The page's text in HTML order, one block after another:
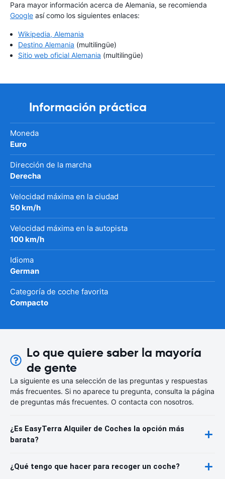
Para mayor información acerca de Alemania, se recomienda
Google así como los siguientes enlaces:
Wikipedia, Alemania
Destino Alemania (multilingüe)
Sitio web oficial Alemania (multilingüe)
Información práctica
Moneda
Euro
Dirección de la marcha
Derecha
Velocidad máxima en la ciudad
50 km/h
Velocidad máxima en la autopista
100 km/h
Idioma
German
Categoría de coche favorita
Compacto
Lo que quiere saber la mayoría
de gente
La siguiente es una selección de las preguntas y respuestas
más frecuentes. Si no aparece tu pregunta, consulta la página
de preguntas más frecuentes. O contacta con nosotros.
¿Es EasyTerra Alquiler de Coches la opción más
barata?
¿Qué tengo que hacer para recoger un coche?